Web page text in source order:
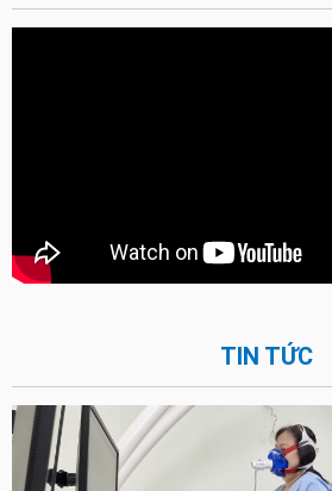
TIN TỨC